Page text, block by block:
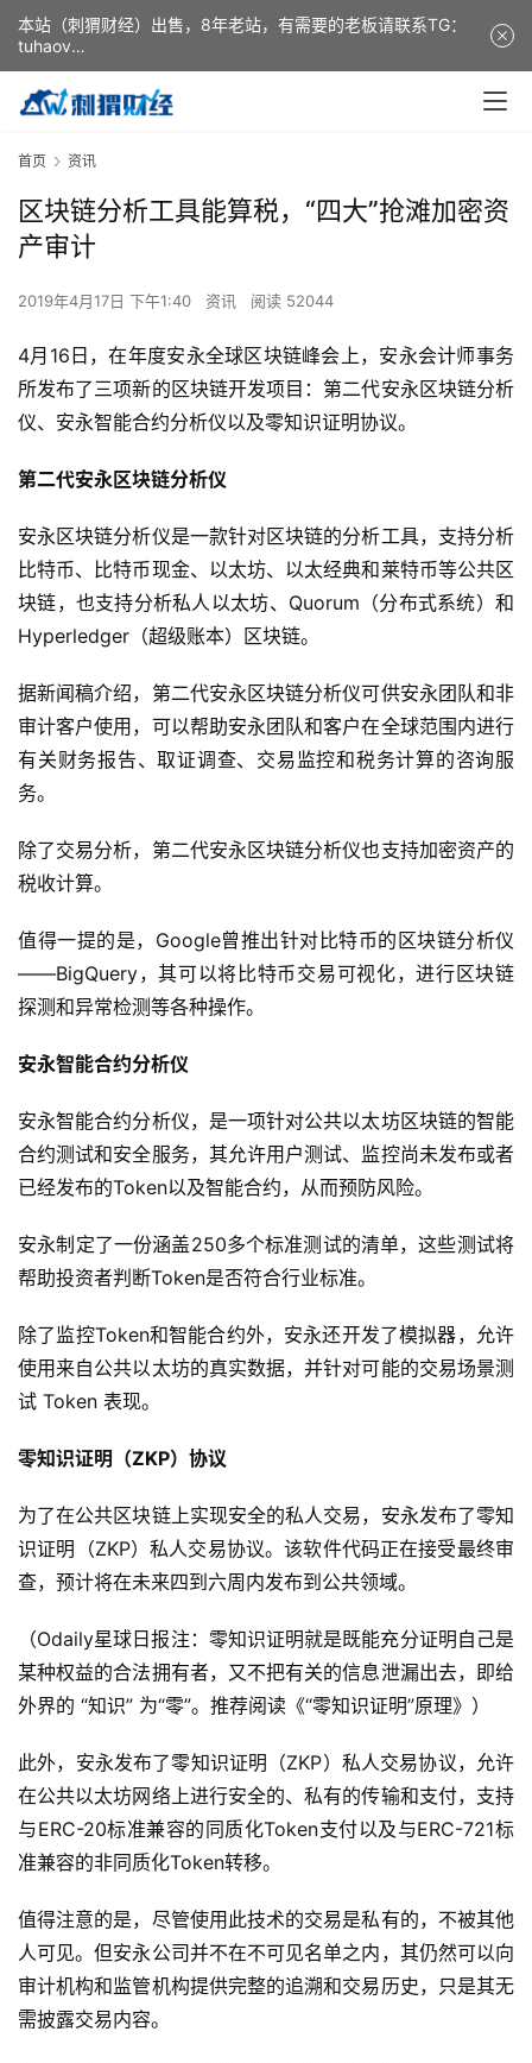
首页 资讯
区块链分析工具能算税，“四大”抢滩加密资
产审计
2019年4月17日 下午1:40 资讯 阅读 52044
4月16日，在年度安永全球区块链峰会上，安永会计师事务
所发布了三项新的区块链开发项目：第二代安永区块链分析
仪、安永智能合约分析仪以及零知识证明协议。
第二代安永区块链分析仪
安永区块链分析仪是一款针对区块链的分析工具，支持分析
比特币、比特币现金、以太坊、以太经典和莱特币等公共区
块链，也支持分析私人以太坊、Quorum（分布式系统）和
Hyperledger（超级账本）区块链。
据新闻稿介绍，第二代安永区块链分析仪可供安永团队和非
审计客户使用，可以帮助安永团队和客户在全球范围内进行
有关财务报告、取证调查、交易监控和税务计算的咨询服
务。
除了交易分析，第二代安永区块链分析仪也支持加密资产的
税收计算。
值得一提的是，Google曾推出针对比特币的区块链分析仪
——BigQuery，其可以将比特币交易可视化，进行区块链
探测和异常检测等各种操作。
安永智能合约分析仪
安永智能合约分析仪，是一项针对公共以太坊区块链的智能
合约测试和安全服务，其允许用户测试、监控尚未发布或者
已经发布的Token以及智能合约，从而预防风险。
安永制定了一份涵盖250多个标准测试的清单，这些测试将
帮助投资者判断Token是否符合行业标准。
除了监控Token和智能合约外，安永还开发了模拟器，允许
使用来自公共以太坊的真实数据，并针对可能的交易场景测
试 Token 表现。
零知识证明（ZKP）协议
为了在公共区块链上实现安全的私人交易，安永发布了零知
识证明（ZKP）私人交易协议。该软件代码正在接受最终审
查，预计将在未来四到六周内发布到公共领域。
（Odaily星球日报注：零知识证明就是既能充分证明自己是
某种权益的合法拥有者，又不把有关的信息泄漏出去，即给
外界的 “知识” 为“零”。推荐阅读《“零知识证明”原理》）
此外，安永发布了零知识证明（ZKP）私人交易协议，允许
在公共以太坊网络上进行安全的、私有的传输和支付，支持
与ERC-20标准兼容的同质化Token支付以及与ERC-721标
准兼容的非同质化Token转移。
值得注意的是，尽管使用此技术的交易是私有的，不被其他
人可见。但安永公司并不在不可见名单之内，其仍然可以向
审计机构和监管机构提供完整的追溯和交易历史，只是其无
需披露交易内容。
本站（刺猬财经）出售，8年老站，有需要的老板请联系TG：
tuhaov
This website (ciweicaijing) is for sale. It is a 8-year-old
website. If you need it, please contact TG: tuhaov